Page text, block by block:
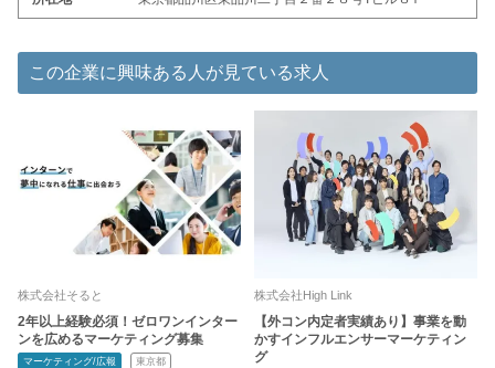
この企業に興味ある人が見ている求人
株式会社そると
2年以上経験必須！ゼロワンインター
ンを広めるマーケティング募集
マーケティング/広報 東京都
株式会社High Link
【外コン内定者実績あり】事業を動
かすインフルエンサーマーケティン
グ